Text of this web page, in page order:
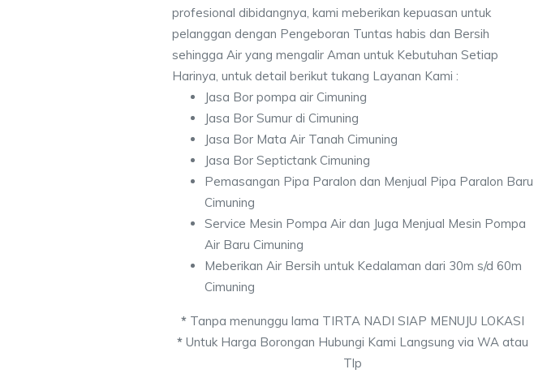
profesional dibidangnya, kami meberikan kepuasan untuk
pelanggan dengan Pengeboran Tuntas habis dan Bersih
sehingga Air yang mengalir Aman untuk Kebutuhan Setiap
Harinya, untuk detail berikut tukang Layanan Kami :
Jasa Bor pompa air Cimuning
Jasa Bor Sumur di Cimuning
Jasa Bor Mata Air Tanah Cimuning
Jasa Bor Septictank Cimuning
Pemasangan Pipa Paralon dan Menjual Pipa Paralon Baru
Cimuning
Service Mesin Pompa Air dan Juga Menjual Mesin Pompa
Air Baru Cimuning
Meberikan Air Bersih untuk Kedalaman dari 30m s/d 60m
Cimuning
* Tanpa menunggu lama TIRTA NADI SIAP MENUJU LOKASI
* Untuk Harga Borongan Hubungi Kami Langsung via WA atau
Tlp